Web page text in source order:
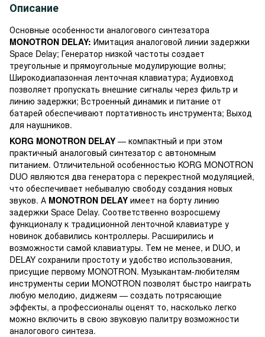
Описание
Основные особенности аналогового синтезатора
MONOTRON DELAY: Имитация аналоговой линии задержки
Space Delay; Генератор низкой частоты создает
треугольные и прямоугольные модулирующие волны;
Широкодиапазонная ленточная клавиатура; Аудиовход
позволяет пропускать внешние сигналы через фильтр и
линию задержки; Встроенный динамик и питание от
батарей обеспечивают портативность инструмента; Выход
для наушников.
KORG MONOTRON DELAY — компактный и при этом
практичный аналоговый синтезатор с автономным
питанием. Отличительной особенностью KORG MONOTRON
DUO являются два генератора с перекрестной модуляцией,
что обеспечивает небывалую свободу создания новых
звуков. А MONOTRON DELAY имеет на борту линию
задержки Space Delay. Соответственно возросшему
функционалу к традиционной ленточной клавиатуре у
новинок добавились контроллеры. Расширились и
возможности самой клавиатуры. Тем не менее, и DUO, и
DELAY сохранили простоту и удобство использования,
присущие первому MONOTRON. Музыкантам-любителям
инструменты серии MONOTRON позволят быстро наиграть
любую мелодию, диджеям — создать потрясающие
эффекты, а профессионалы оценят то, насколько легко
можно включить в свою звуковую палитру возможности
аналогового синтеза.